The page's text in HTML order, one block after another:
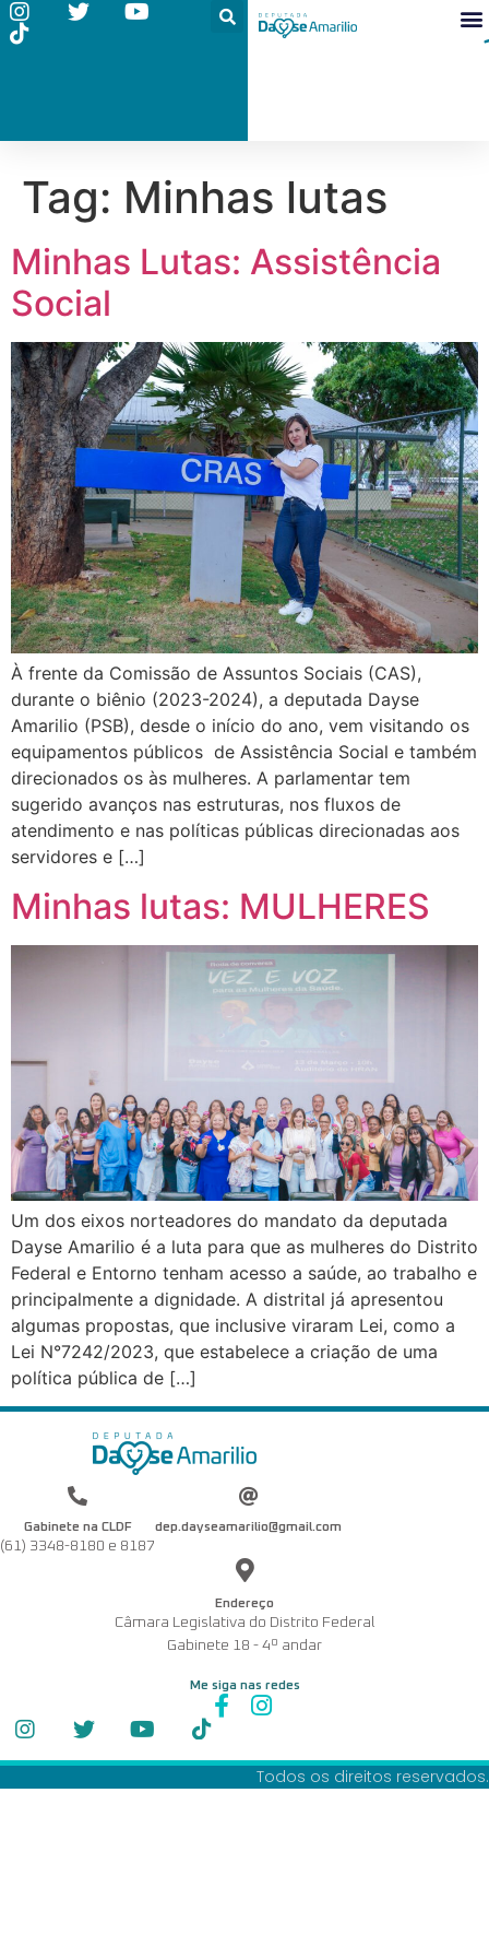
Tag: Minhas lutas
Minhas Lutas: Assistência
Social
À frente da Comissão de Assuntos Sociais (CAS),
durante o biênio (2023-2024), a deputada Dayse
Amarilio (PSB), desde o início do ano, vem visitando os
equipamentos públicos de Assistência Social e também
direcionados os às mulheres. A parlamentar tem
sugerido avanços nas estruturas, nos fluxos de
atendimento e nas políticas públicas direcionadas aos
servidores e […]
Minhas lutas: MULHERES
Um dos eixos norteadores do mandato da deputada
Dayse Amarilio é a luta para que as mulheres do Distrito
Federal e Entorno tenham acesso a saúde, ao trabalho e
principalmente a dignidade. A distrital já apresentou
algumas propostas, que inclusive viraram Lei, como a
Lei N°7242/2023, que estabelece a criação de uma
política pública de […]
Gabinete na CLDF
(61) 3348-8180 e 8187
dep.dayseamarilio@gmail.com
Endereço
Câmara Legislativa do Distrito Federal
Gabinete 18 - 4º andar
Me siga nas redes
Todos os direitos reservados.